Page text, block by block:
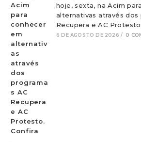
hoje, sexta, na Acim
alternativas através dos
Recupera e AC
6 DE AGOSTO DE 2026 / 0